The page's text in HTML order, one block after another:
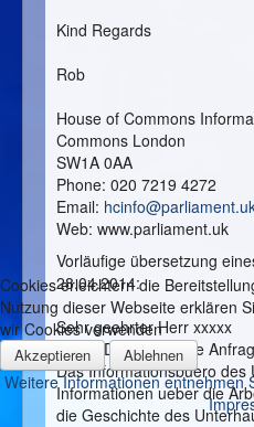
Kind Regards
Rob
House of Commons
Commons
SW1A 0AA
Phone: 020 7219 4272
Email:
Web: www.parliament.uk
Vorläufige übersetzung
28.04.2014:
Sehr geehrter Herr xxxxx
Vielen Dank fuer Ihre
Das Informationsbuero des
Informationen ueber die
die Geschichte des
Cookies erleichtern die
Nutzung dieser Webseite erklären
wir Cookies verwenden
Akzeptieren Ablehnen
Weitere Informationen entnehmen